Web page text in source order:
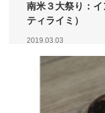
南米３大祭り：
ティライミ）
2019.03.03